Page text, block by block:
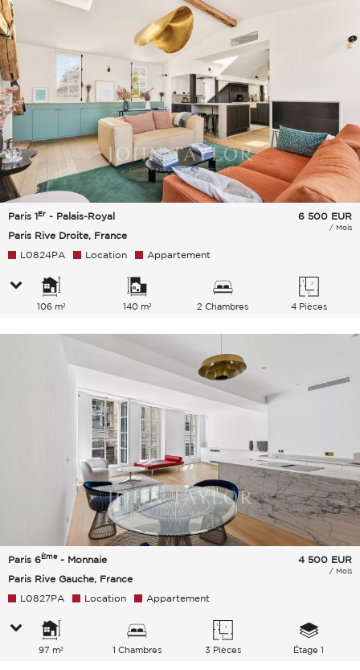
Paris 1Er - Palais-Royal
Paris Rive Droite, France
6 500 EUR
/ Mois
L0824PA Location Appartement
106 m² 140 m² 2 Chambres 4 Pièces
Paris 6Ème- Monnaie
Paris Rive Gauche, France
4 500 EUR
/ Mois
L0827PA Location Appartement
97 m² 1 Chambres 3 Pièces Étage 1